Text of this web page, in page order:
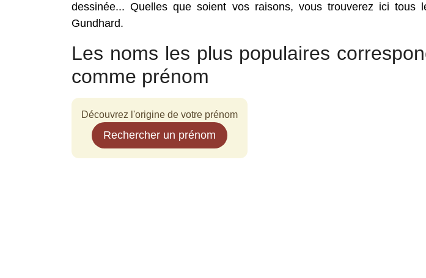
dessinée... Quelles que soient vos raisons, vous trouverez ici tous
Gundhard.
Les noms les plus populaires
comme prénom
Découvrez l'origine de votre prénom
Rechercher un prénom